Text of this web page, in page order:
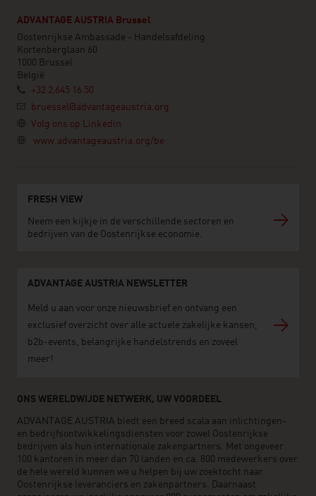
ADVANTAGE AUSTRIA Brussel
Oostenrijkse Ambassade - Handelsafdeling
Kortenberglaan 60
1000 Brussel
België
+32 2 645 16 50
bruessel@advantageaustria.org
Volg ons op Linkedin
www.advantageaustria.org/be
FRESH VIEW
Neem een kijkje in de verschillende sectoren en
bedrijven van de Oostenrijkse economie.
ADVANTAGE AUSTRIA NEWSLETTER
Meld u aan voor onze nieuwsbrief en ontvang een
exclusief overzicht over alle actuele zakelijke kansen,
b2b-events, belangrijke handelstrends en zoveel
meer!
ONS WERELDWIJDE NETWERK, UW VOORDEEL
ADVANTAGE AUSTRIA biedt een breed scala aan inlichtingen-
en bedrijfsontwikkelingsdiensten voor zowel Oostenrijkse
bedrijven als hun internationale zakenpartners. Met ongeveer
100 kantoren in meer dan 70 landen en ca. 800 medewerkers over
de hele wereld kunnen we u helpen bij uw zoektocht naar
Oostenrijkse leveranciers en zakenpartners. Daarnaast